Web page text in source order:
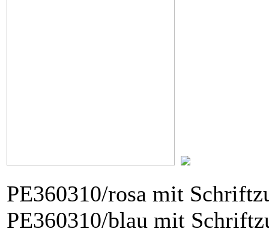
PE360310/rosa mit
PE360310/blau mit